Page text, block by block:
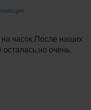
часок.После наших
очень